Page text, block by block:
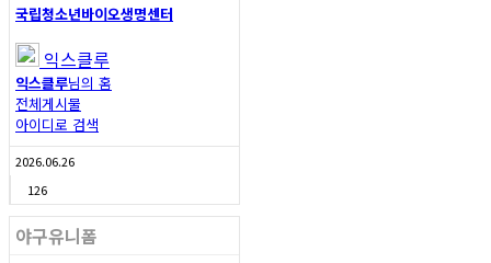
국립청소년바이오생명센터
익스클루
익스클루님의 홈
전체게시물
아이디로 검색
2026.06.26
126
야구유니폼